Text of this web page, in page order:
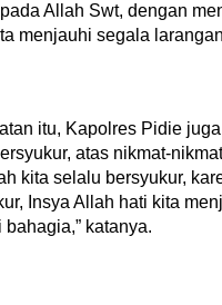
Allah Swt, dengan
menjauhi segala
itu, Kapolres Pidie
atas nikmat-
kita selalu bersyukur,
Insya Allah hati kita
katanya.